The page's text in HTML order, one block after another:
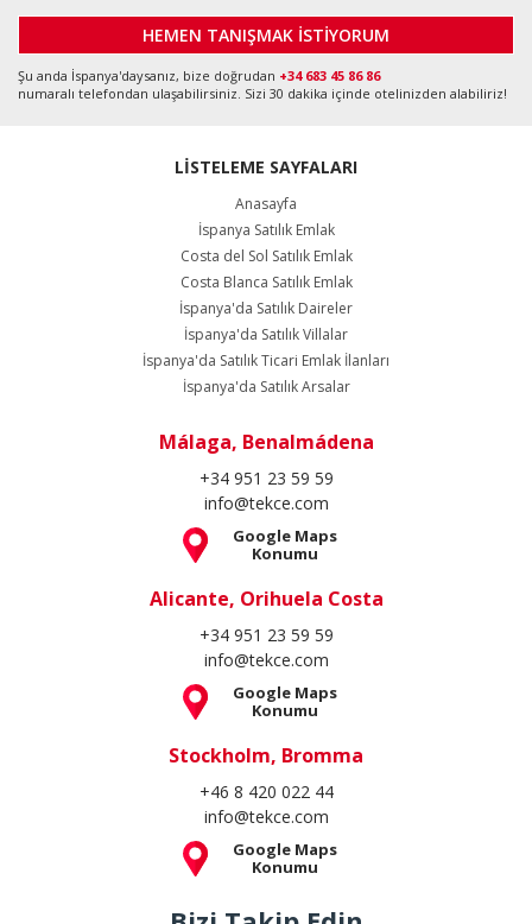
HEMEN TANIŞMAK İSTİYORUM
Şu anda İspanya'daysanız, bize doğrudan +34 683 45 86 86
numaralı telefondan ulaşabilirsiniz. Sizi 30 dakika içinde otelinizden alabiliriz!
LİSTELEME SAYFALARI
Anasayfa
İspanya Satılık Emlak
Costa del Sol Satılık Emlak
Costa Blanca Satılık Emlak
İspanya'da Satılık Daireler
İspanya'da Satılık Villalar
İspanya'da Satılık Ticari Emlak İlanları
İspanya'da Satılık Arsalar
Málaga, Benalmádena
+34 951 23 59 59
info@tekce.com
Google Maps
Konumu
Alicante, Orihuela Costa
+34 951 23 59 59
info@tekce.com
Google Maps
Konumu
Stockholm, Bromma
+46 8 420 022 44
info@tekce.com
Google Maps
Konumu